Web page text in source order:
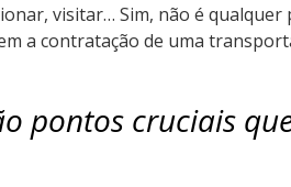
visitar… Sim, não é qualquer
a contratação de uma
pontos cruciais